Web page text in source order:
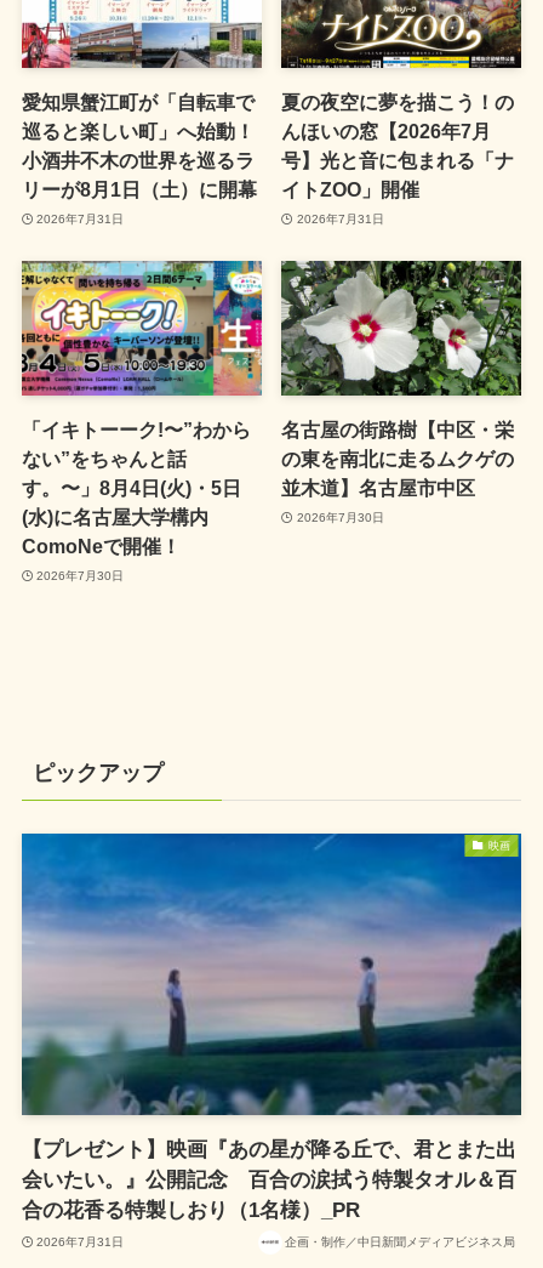
愛知県蟹江町が「自転車で
巡ると楽しい町」へ始動！
小酒井不木の世界を巡るラ
リーが8月1日（土）に開幕
2026年7月31日
夏の夜空に夢を描こう！の
んほいの窓【2026年7月
号】光と音に包まれる「ナ
イトZOO」開催
2026年7月31日
「イキトーーク!〜”わから
ない”をちゃんと話
す。〜」8月4日(火)・5日
(水)に名古屋大学構内
ComoNeで開催！
2026年7月30日
名古屋の街路樹【中区・栄
の東を南北に走るムクゲの
並木道】名古屋市中区
2026年7月30日
ピックアップ
映画
【プレゼント】映画『あの星が降る丘で、君とまた出
会いたい。』公開記念 百合の涙拭う特製タオル＆百
合の花香る特製しおり（1名様）_PR
2026年7月31日 企画・制作／中日新聞メディアビジネス局